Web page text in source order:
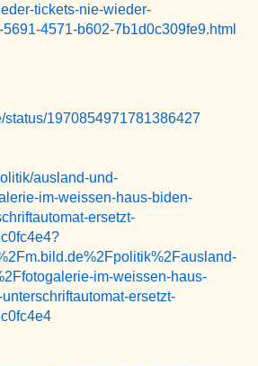
tickets-nie-wieder-
4571-b602-7b1d0c309fe9.html
status/1970854971781386427
ausland-und-
im-weissen-haus-biden-
ersetzt-
im-weissen-haus-
ersetzt-